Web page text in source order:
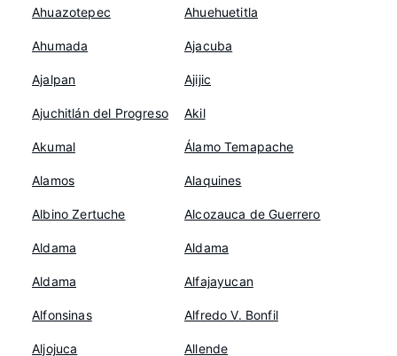
Ahuazotepec Ahuehuetitla
Ahumada Ajacuba
Ajalpan Ajijic
Ajuchitlán del Progreso Akil
Akumal Álamo Temapache
Alamos Alaquines
Albino Zertuche Alcozauca de Guerrero
Aldama Aldama
Aldama Alfajayucan
Alfonsinas Alfredo V. Bonfil
Aljojuca Allende